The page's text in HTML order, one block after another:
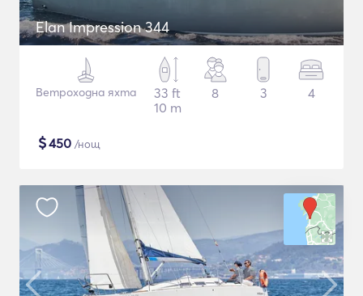
Elan Impression 344
Ветроходна яхта
33 ft
10 m
8 3 4
$450 /нощ